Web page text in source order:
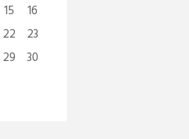
15
16
22
23
29
30